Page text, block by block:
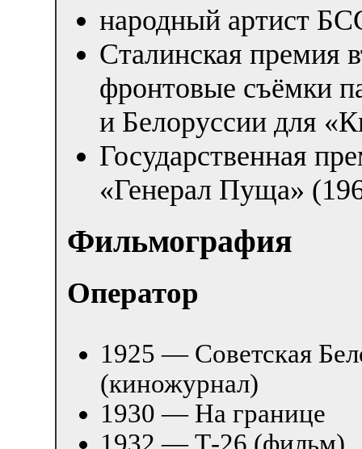
народный артист
Сталинская премия
фронтовые съёмки
и Белоруссии для
Государственная
«Генерал Пуща»
Фильмография
Оператор
1925 — Советская
(киножурнал)
1930 — На границе